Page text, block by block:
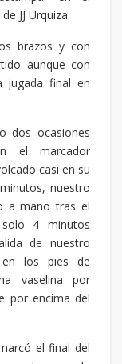
JJ Urquiza.
brazos y con
aunque con
final en
dos ocasiones
el marcador
casi en su
nuestro
a mano tras el
4 minutos
de nuestro
los pies de
vaselina por
por encima del
el final del